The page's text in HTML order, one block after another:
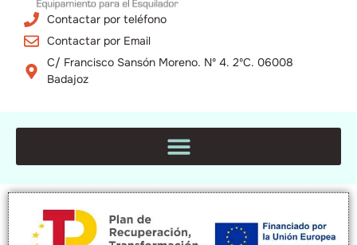
Contactar por teléfono
Contactar por Email
C/ Francisco Sansón Moreno. Nº 4. 2ºC. 06008
Badajoz